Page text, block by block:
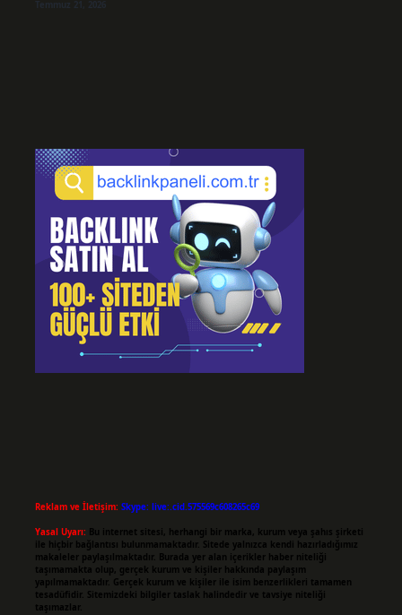
Temmuz 21, 2026
Reklam ve İletişim: Skype: live:.cid.575569c608265c69
Yasal Uyarı: Bu internet sitesi, herhangi bir marka, kurum veya şahıs şirketi
ile hiçbir bağlantısı bulunmamaktadır. Sitede yalnızca kendi hazırladığımız
makaleler paylaşılmaktadır. Burada yer alan içerikler haber niteliği
taşımamakta olup, gerçek kurum ve kişiler hakkında paylaşım
yapılmamaktadır. Gerçek kurum ve kişiler ile isim benzerlikleri tamamen
tesadüfidir. Sitemizdeki bilgiler taslak halindedir ve tavsiye niteliği
taşımazlar.